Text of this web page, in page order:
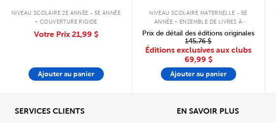
NIVEAU SCOLAIRE 2E ANNÉE - 5E ANNÉE
. COUVERTURE RIGIDE
Votre Prix 21,99 $
Ajouter au panier
NIVEAU SCOLAIRE MATERNELLE - 5E
ANNÉE . ENSEMBLE DE LIVRES À
COUVERTURE SOUPLE
Prix de détail des éditions originales
145,76 $
Éditions exclusives aux clubs
69,99 $
Ajouter au panier
SERVICES CLIENTSAfficher EN SAVOIR PLUSView